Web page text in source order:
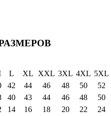
L XL XXL 3XL 4XL 5XL
42 44 46 48 50
52
40 43 44 46 48
50
14 16 18 20 22
24